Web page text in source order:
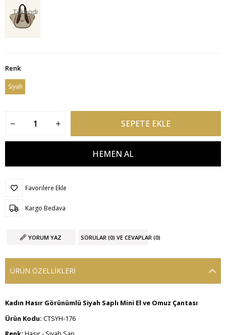
Tükendi
Renk
Siyah
Favorilere Ekle
Kargo Bedava
YORUM YAZ SORULAR (0) VE CEVAPLAR (0)
ÜRÜN ÖZELLIKLERI
Kadın Hasır Görünümlü Siyah Saplı Mini El ve Omuz Çantası
Ürün Kodu: CTSYH-176